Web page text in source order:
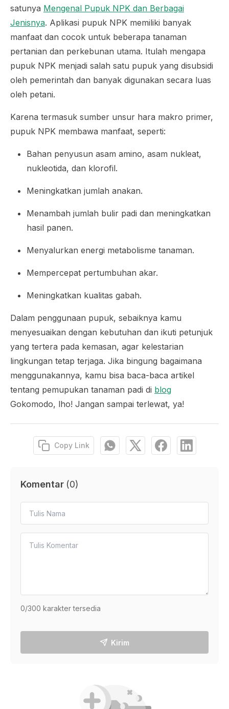
satunya Mengenal Pupuk NPK dan Berbagai
Jenisnya. Aplikasi pupuk NPK memiliki banyak
manfaat dan cocok untuk beberapa tanaman
pertanian dan perkebunan utama. Itulah mengapa
pupuk NPK menjadi salah satu pupuk yang disubsidi
oleh pemerintah dan banyak digunakan secara luas
oleh petani.
Karena termasuk sumber unsur hara makro primer,
pupuk NPK membawa manfaat, seperti:
Bahan penyusun asam amino, asam nukleat,
nukleotida, dan klorofil.
Meningkatkan jumlah anakan.
Menambah jumlah bulir padi dan meningkatkan
hasil panen.
Menyalurkan energi metabolisme tanaman.
Mempercepat pertumbuhan akar.
Meningkatkan kualitas gabah.
Dalam penggunaan pupuk, sebaiknya kamu
menyesuaikan dengan kebutuhan dan ikuti petunjuk
yang tertera pada kemasan, agar kelestarian
lingkungan tetap terjaga. Jika bingung bagaimana
menggunakannya, kamu bisa baca-baca artikel
tentang pemupukan tanaman padi di blog
Gokomodo, lho! Jangan sampai terlewat, ya!
Copy Link
Komentar (0)
0/300 karakter tersedia
Kirim